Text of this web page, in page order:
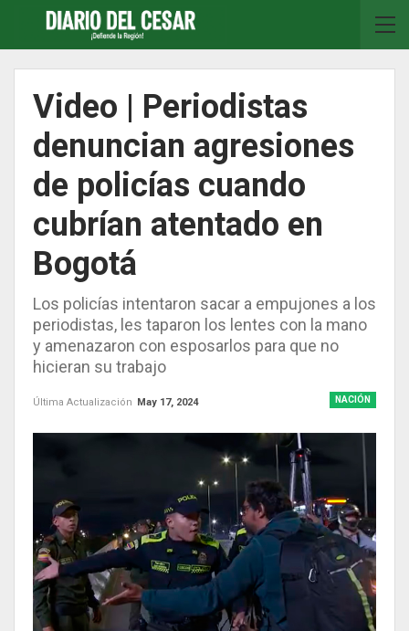
Video | Periodistas
denuncian agresiones
de policías cuando
cubrían atentado en
Bogotá
Los policías intentaron sacar a empujones a los
periodistas, les taparon los lentes con la mano
y amenazaron con esposarlos para que no
hicieran su trabajo
NACIÓN
Última Actualización May 17, 2024